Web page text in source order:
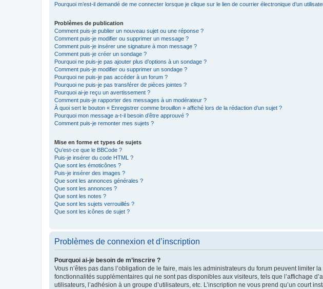
Pourquoi m’est-il demandé de me connecter lorsque je clique sur le lien de courrier électronique d’un
Problèmes de publication
Comment puis-je publier un nouveau sujet ou une réponse ?
Comment puis-je modifier ou supprimer un message ?
Comment puis-je insérer une signature à mon message ?
Comment puis-je créer un sondage ?
Pourquoi ne puis-je pas ajouter plus d’options à un sondage ?
Comment puis-je modifier ou supprimer un sondage ?
Pourquoi ne puis-je pas accéder à un forum ?
Pourquoi ne puis-je pas transférer de pièces jointes ?
Pourquoi ai-je reçu un avertissement ?
Comment puis-je rapporter des messages à un modérateur ?
À quoi sert le bouton « Enregistrer comme brouillon » affiché lors de la rédaction d’un sujet ?
Pourquoi mon message a-t-il besoin d’être approuvé ?
Comment puis-je remonter mes sujets ?
Mise en forme et types de sujets
Qu’est-ce que le BBCode ?
Puis-je insérer du code HTML ?
Que sont les émoticônes ?
Puis-je insérer des images ?
Que sont les annonces générales ?
Que sont les annonces ?
Que sont les notes ?
Que sont les sujets verrouillés ?
Que sont les icônes de sujet ?
Problèmes de connexion et d’inscription
Pourquoi ai-je besoin de m’inscrire ?
Vous n’êtes pas dans l’obligation de le faire, mais les administrateurs du forum peuvent
fonctionnalités supplémentaires qui ne sont pas disponibles aux visiteurs, tels que l’affichage
utilisateurs, l’adhésion à un groupe d’utilisateurs, etc. L’inscription ne vous prend qu’un court